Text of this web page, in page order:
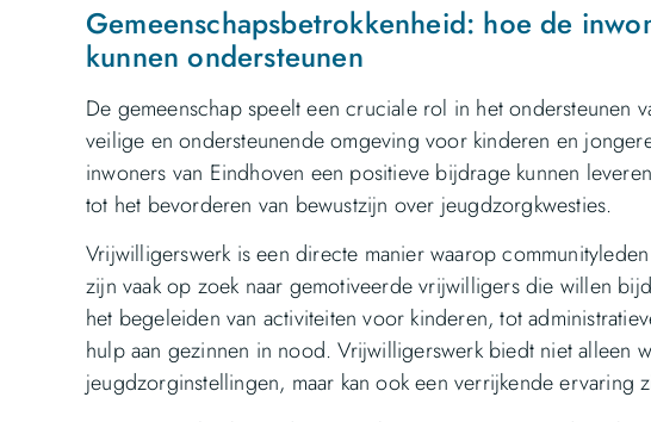
Gemeenschapsbetrokkenheid: hoe de
kunnen ondersteunen
De gemeenschap speelt een cruciale rol in het ondersteunen
veilige en ondersteunende omgeving voor kinderen en
inwoners van Eindhoven een positieve bijdrage kunnen
tot het bevorderen van bewustzijn over jeugdzorgkwesties.
Vrijwilligerswerk is een directe manier waarop
zijn vaak op zoek naar gemotiveerde vrijwilligers die willen
het begeleiden van activiteiten voor kinderen, tot
hulp aan gezinnen in nood. Vrijwilligerswerk biedt niet alleen
jeugdzorginstellingen, maar kan ook een verrijkende